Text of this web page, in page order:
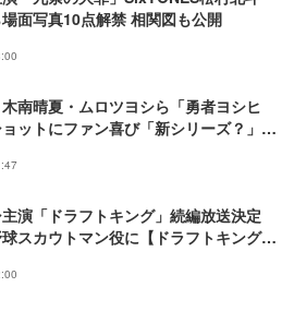
面写真10点解禁 相関図も公開
南晴夏・ムロツヨシら「勇者ヨシヒ
ットにファン喜び「新シリーズ？」
演「ドラフトキング」続編放送決定
スカウトマン役に【ドラフトキング－